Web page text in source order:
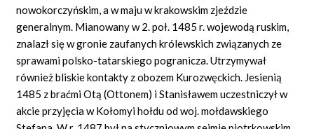
nowokorczyńskim, a w maju w krakowskim zjeździe
generalnym. Mianowany w 2. poł. 1485 r. wojewodą ruskim,
znalazł się w gronie zaufanych królewskich związanych ze
sprawami polsko-tatarskiego pogranicza. Utrzymywał
również bliskie kontakty z obozem Kurozwęckich. Jesienią
1485 z braćmi Otą (Ottonem) i Stanisławem uczestniczył w
akcie przyjęcia w Kołomyi hołdu od woj. mołdawskiego